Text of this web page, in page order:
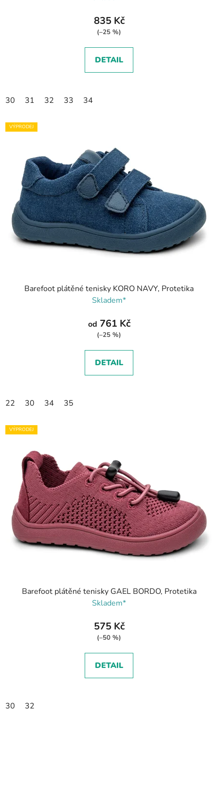
835 Kč
(–25 %)
DETAIL
30 31 32 33 34
VÝPRODEJ
Barefoot plátěné tenisky KORO NAVY, Protetika
Skladem*
od 761 Kč
(–25 %)
DETAIL
22 30 34 35
VÝPRODEJ
Barefoot plátěné tenisky GAEL BORDO, Protetika
Skladem*
575 Kč
(–50 %)
DETAIL
30 32